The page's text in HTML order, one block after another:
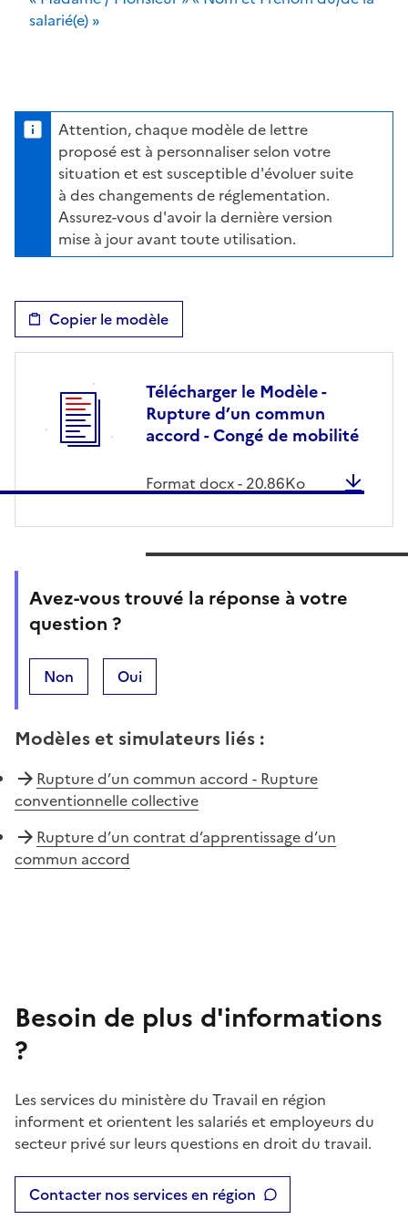
salarié(e) »
Attention, chaque modèle de lettre
proposé est à personnaliser selon votre
situation et est susceptible d'évoluer suite
à des changements de réglementation.
Assurez-vous d'avoir la dernière version
mise à jour avant toute utilisation.
Copier le modèle
Télécharger le Modèle -
Rupture d’un commun
accord - Congé de mobilité
Format docx- 20.86Ko
Avez-vous trouvé la réponse à votre
question ?
Non Oui
Modèles et simulateurs liés :
Rupture d’un commun accord - Rupture
conventionnelle collective
Rupture d’un contrat d’apprentissage d’un
commun accord
Besoin de plus d'informations
?
Les services du ministère du Travail en région
informent et orientent les salariés et employeurs du
secteur privé sur leurs questions en droit du travail.
Contacter nos services en région